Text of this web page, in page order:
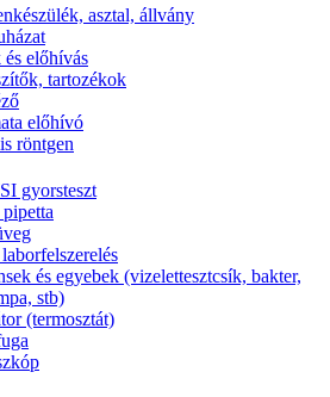
asztal, állvány
előhívás
tartozékok
előhívó
röntgen
gyorsteszt
és egyebek (vizelettesztcsík, bakter,
stb)
(termosztát)